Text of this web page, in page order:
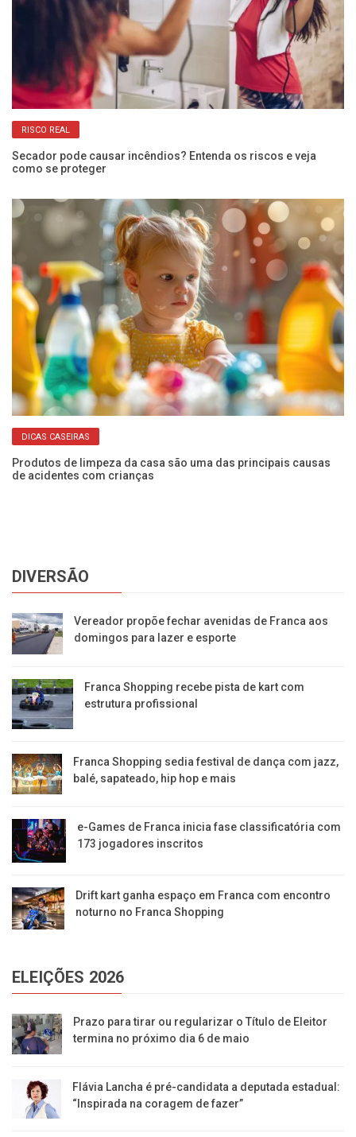
RISCO REAL
Secador pode causar incêndios? Entenda os riscos e veja
como se proteger
DICAS CASEIRAS
Produtos de limpeza da casa são uma das principais causas
de acidentes com crianças
DIVERSÃO
Vereador propõe fechar avenidas de Franca aos
domingos para lazer e esporte
Franca Shopping recebe pista de kart com
estrutura profissional
Franca Shopping sedia festival de dança com jazz,
balé, sapateado, hip hop e mais
e-Games de Franca inicia fase classificatória com
173 jogadores inscritos
Drift kart ganha espaço em Franca com encontro
noturno no Franca Shopping
ELEIÇÕES 2026
Prazo para tirar ou regularizar o Título de Eleitor
termina no próximo dia 6 de maio
Flávia Lancha é pré-candidata a deputada estadual:
“Inspirada na coragem de fazer”